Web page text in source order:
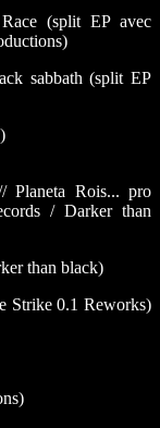
(split EP avec
sabbath (split EP
Planeta Rois... pro
/ Darker than
than black)
Strike 0.1 Reworks)